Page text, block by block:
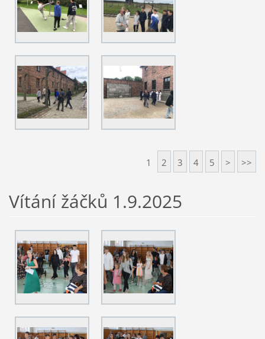
1 2 3 4 5 > >>
Vítání žáčků 1.9.2025